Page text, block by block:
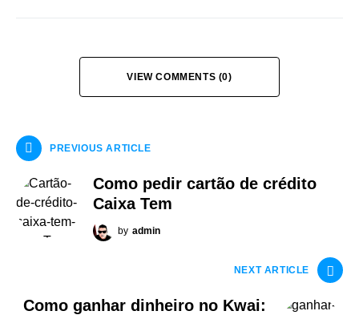
VIEW COMMENTS (0)
PREVIOUS ARTICLE
Como pedir cartão de crédito
Caixa Tem
by admin
NEXT ARTICLE
Como ganhar dinheiro no Kwai: